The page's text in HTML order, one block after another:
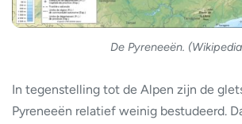
De Pyreneeën.
In tegenstelling tot de Alpen zijn de
Pyreneeën relatief weinig bestudeerd.